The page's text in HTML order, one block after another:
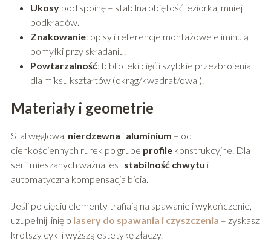
Ukosypod spoinę – stabilna objętość jeziorka, mniej
podkładów.
Znakowanie: opisy i referencje montażowe eliminują
pomyłki przy składaniu.
Powtarzalność: biblioteki cięć i szybkie przezbrojenia
dla miksu kształtów (okrąg/kwadrat/owal).
Materiały i geometrie
Stal węglowa, nierdzewna i aluminium – od
cienkościennych rurek po grube profilekonstrukcyjne. Dla
serii mieszanych ważna jest stabilność chwytu i
automatyczna kompensacja bicia.
Jeśli po cięciu elementy trafiają na spawanie i wykończenie,
uzupełnij linię o lasery do spawania i czyszczenia – zyskasz
krótszy cykl i wyższą estetykę złączy.